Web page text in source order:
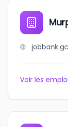
Voir les